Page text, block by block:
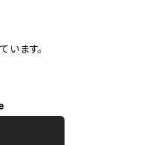
います。